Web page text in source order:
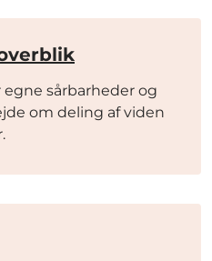
egne sårbarheder og
om deling af viden